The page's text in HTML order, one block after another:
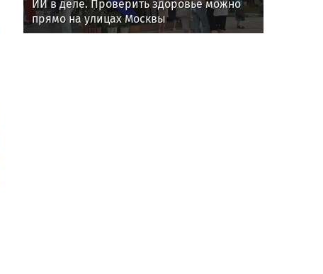
ИИ в деле. Проверить здоровье можно
прямо на улицах Москвы